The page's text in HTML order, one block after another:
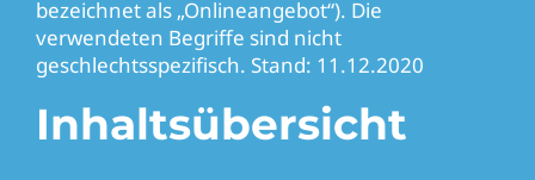
bezeichnet als „Onlineangebot“). Die
verwendeten Begriffe sind nicht
geschlechtsspezifisch. Stand: 11.12.2020
Inhaltsübersicht